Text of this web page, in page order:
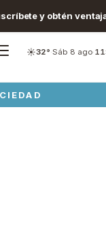
y obtén
☀️32°·Sáb 8 ago·